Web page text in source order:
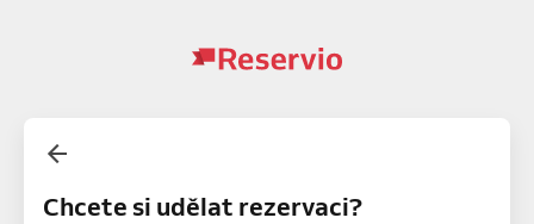
Chcete si udělat rezervaci?